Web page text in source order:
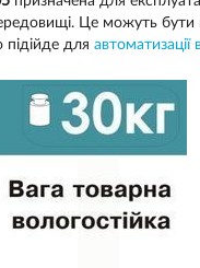
Це можуть бути
підійде для автоматизації